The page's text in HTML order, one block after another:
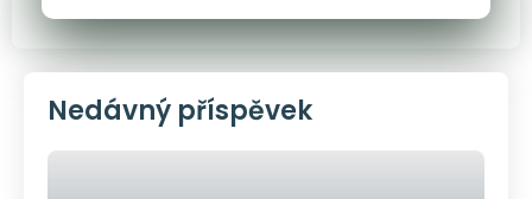
Nedávný příspěvek